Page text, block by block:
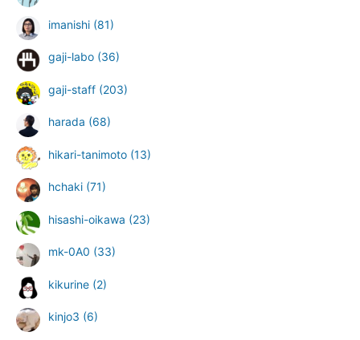
imanishi (81)
gaji-labo (36)
gaji-staff (203)
harada (68)
hikari-tanimoto (13)
hchaki (71)
hisashi-oikawa (23)
mk-0A0 (33)
kikurine (2)
kinjo3 (6)